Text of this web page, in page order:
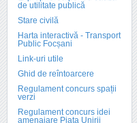
de utilitate publică
Stare civilă
Harta interactivă - Transport
Public Focșani
Link-uri utile
Ghid de reîntoarcere
Regulament concurs spații
verzi
Regulament concurs idei
amenajare Piața Unirii